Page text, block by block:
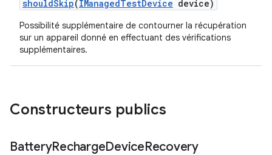
shouldSkip(IManagedTestDevice device)
Possibilité supplémentaire de contourner la récupération
sur un appareil donné en effectuant des vérifications
supplémentaires.
Constructeurs publics
BatteryRechargeDeviceRecovery